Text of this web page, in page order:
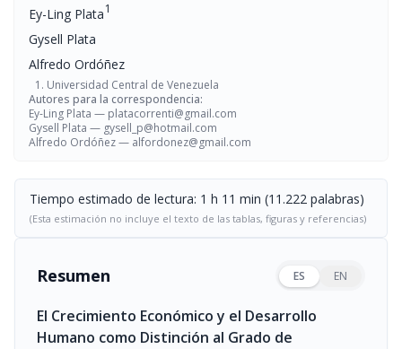
Ey-Ling Plata1
Gysell Plata
Alfredo Ordóñez
Universidad Central de Venezuela
Autores para la correspondencia:
Ey-Ling Plata — platacorrenti@gmail.com
Gysell Plata — gysell_p@hotmail.com
Alfredo Ordóñez — alfordonez@gmail.com
Tiempo estimado de lectura: 1 h 11 min (11.222 palabras)
(Esta estimación no incluye el texto de las tablas, figuras y referencias)
Resumen ES EN
El Crecimiento Económico y el Desarrollo
Humano como Distinción al Grado de